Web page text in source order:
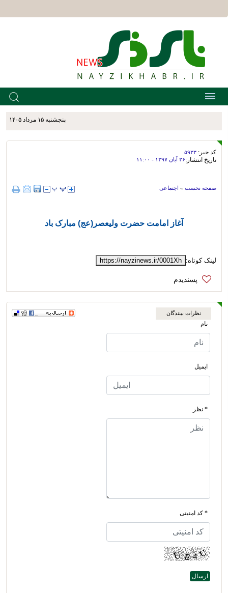
پنجشنبه ۱۵ مرداد ۱۴۰۵
کد خبر: ۵۹۳۳
تاریخ انتشار:۲۶ آبان ۱۳۹۷ - ۱۱:۰۰
صفحه نخست » اجتماعی
آغاز امامت حضرت ولیعصر(عج) مبارک باد
لینک کوتاه: https://nayzinews.ir/0001Xh
نظرات بینندگان
نام
ایمیل
* نظر
* کد امنیتی